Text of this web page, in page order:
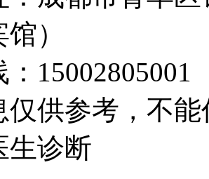
）
15002805001
仅供参考，不
生诊断